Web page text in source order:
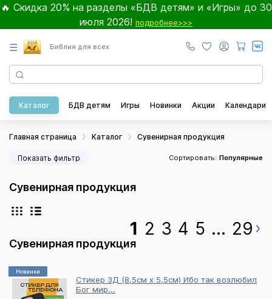
🔥 Скидка 20% на разделы «БДВ детям» и «Игры» до 30
июля 2026! подробнее>>>
☰ Библия для всех
Каталог БДВ детям Игры Новинки Акции Календари
Главная страница Каталог Сувенирная продукция
Показать фильтр Сортировать: Популярные
Сувенирная продукция
1 2 3 4 5 ... 29
Сувенирная продукция
Новинки
Стикер 3Д (8,5см х 5,5см) Ибо так возлюбил
Бог мир...